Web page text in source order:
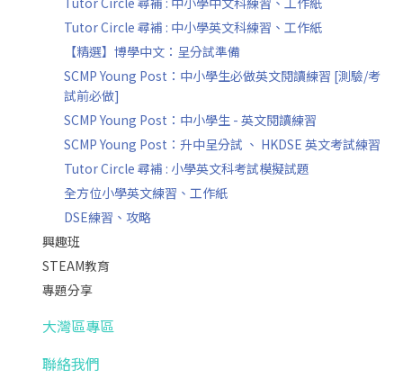
Tutor Circle 尋補 : 中小學英文科練習、工作紙
【精選】博學中文：呈分試準備
SCMP Young Post：中小學生必做英文閱讀練習 [測驗/考
試前必做]
SCMP Young Post：中小學生 - 英文閱讀練習
SCMP Young Post：升中呈分試 、 HKDSE 英文考試練習
Tutor Circle 尋補 : 小學英文科考試模擬試題
全方位小學英文練習、工作紙
DSE練習、攻略
興趣班
STEAM教育
專題分享
大灣區專區
聯絡我們